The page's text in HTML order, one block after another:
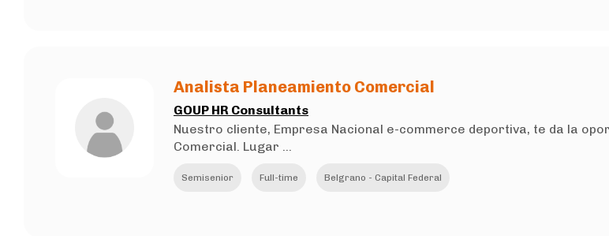
Analista Planeamiento Comercial
GOUP HR Consultants
Nuestro cliente, Empresa Nacional e-commerce deportiva, te da la
Comercial. Lugar ...
Semisenior Full-time Belgrano - Capital Federal